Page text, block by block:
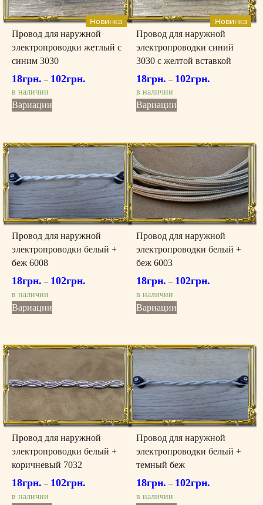
на
странице
товара.
на
странице
товара.
Новинка
Провод для наружной
электропроводки жетлый c
синим 3030
18грн. – 102грн.
в наличии
Вариации
несколько
вариаций.
Опции
можно
выбрать
на
странице
товара.
Новинка
Провод для наружной
электропроводки синий
3030 c желтой вставкой
18грн. – 102грн.
в наличии
Вариации
несколько
вариаций.
Опции
можно
выбрать
на
странице
товара.
Провод для наружной
электропроводки белый +
беж 6008
18грн. – 102грн.
в наличии
Вариации
несколько
Опции
можно
выбрать
на
странице
товара.
Провод для наружной
электропроводки белый +
беж 6003
18грн. – 102грн.
в наличии
Вариации
несколько
Опции
можно
выбрать
на
странице
товара.
Провод для наружной
электропроводки белый +
коричневый 7032
18грн. – 102грн.
в наличии
Провод для наружной
электропроводки белый +
темный беж
18грн. – 102грн.
в наличии